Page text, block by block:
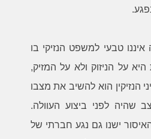
איננו טבעי למשפט הנזיקי בו
על הניזוק ולא על המזיק,
הנזיקין הוא להשיב את מצבו
שהיה לפני ביצוע העוולה.
ישנו גם נגע חברתי של